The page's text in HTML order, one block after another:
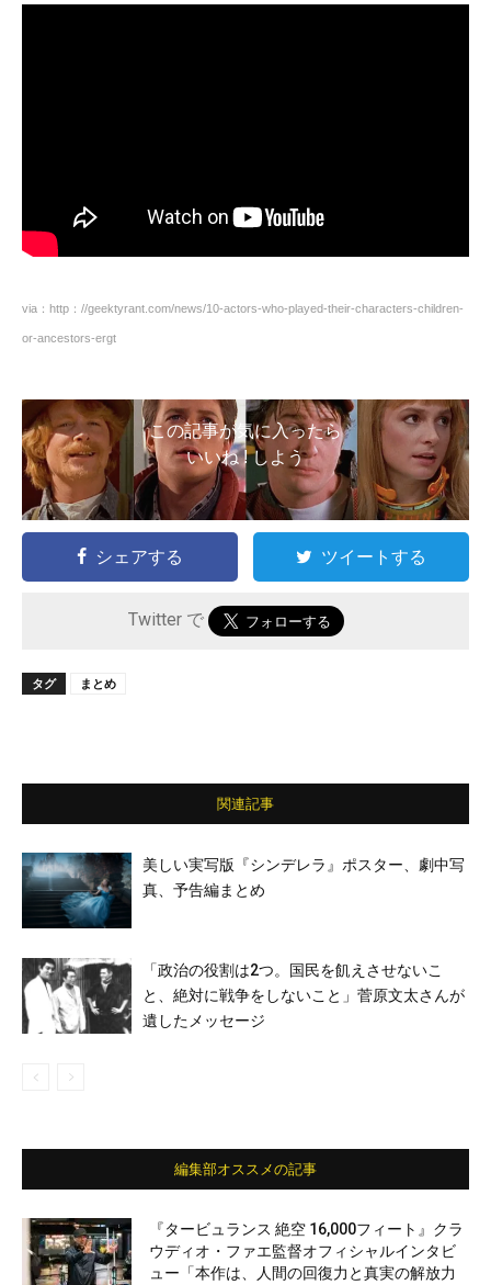
via：http：//geektyrant.com/news/10-actors-who-played-their-characters-children-
or-ancestors-ergt
この記事が気に入ったら
いいね ! しよう
シェアする ツイートする
Twitter で
タグ まとめ
関連記事
美しい実写版『シンデレラ』ポスター、劇中写
真、予告編まとめ
「政治の役割は2つ。国民を飢えさせないこ
と、絶対に戦争をしないこと」菅原文太さんが
遺したメッセージ
編集部オススメの記事
『タービュランス 絶空 16,000フィート』クラ
ウディオ・ファエ監督オフィシャルインタビ
ュー「本作は、人間の回復力と真実の解放力